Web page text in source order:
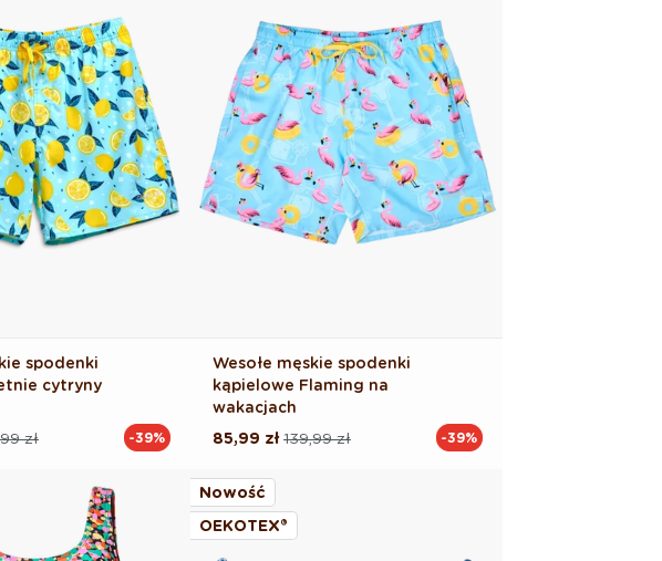
spodenki
cytryny
zł -39%
Wesołe męskie spodenki
kąpielowe Flaming na
wakacjach
Cena
139,99 zł
Cena
85,99 zł -39%
Nowość
OEKOTEX®